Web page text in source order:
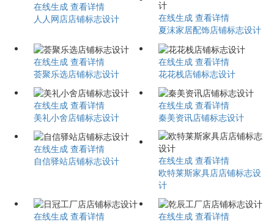
在线生成 查看详情
人人网店店铺标志设计
在线生成 查看详情
夏沫家居配饰店铺标志设计
在线生成 查看详情
荟聚乐选店铺标志设计
在线生成 查看详情
花花栈店铺标志设计
在线生成 查看详情
美礼小舍店铺标志设计
在线生成 查看详情
秦美资讯店铺标志设计
在线生成 查看详情
自信驿站店铺标志设计
在线生成 查看详情
欧特莱斯家具店店铺标志设
计
在线生成 查看详情
在线生成 查看详情